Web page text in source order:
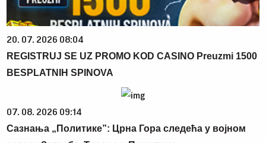
20. 07. 2026 08:04
REGISTRUJ SE UZ PROMO KOD CASINO Preuzmi 1500
BESPLATNIH SPINOVA
07. 08. 2026 09:14
Сазнања „Политике”: Црна Гора следећа у војном